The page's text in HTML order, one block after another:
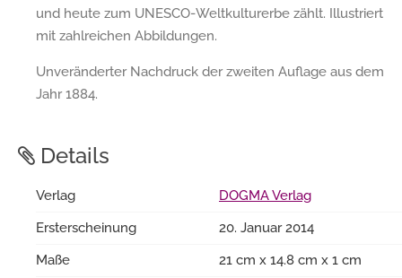
und heute zum UNESCO-Weltkulturerbe zählt. Illustriert
mit zahlreichen Abbildungen.
Unveränderter Nachdruck der zweiten Auflage aus dem
Jahr 1884.
Details
Verlag
DOGMA Verlag
Ersterscheinung
20. Januar 2014
Maße
21 cm x 14.8 cm x 1 cm